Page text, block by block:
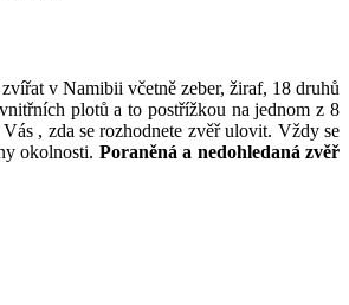
v Namibii včetně zeber, žiraf, 18 druhů
plotů a to postřížkou na jednom z 8
, zda se rozhodnete zvěř ulovit. Vždy se
okolnosti. Poraněná a nedohledaná zvěř